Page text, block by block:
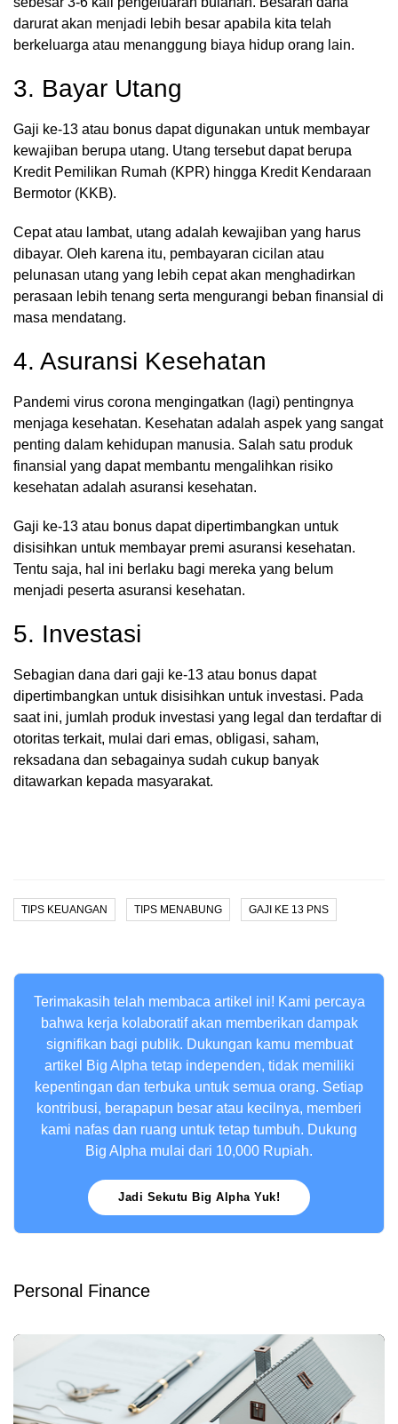
darurat akan menjadi lebih besar apabila kita telah
berkeluarga atau menanggung biaya hidup orang lain.
3. Bayar Utang
Gaji ke-13 atau bonus dapat digunakan untuk membayar
kewajiban berupa utang. Utang tersebut dapat berupa
Kredit Pemilikan Rumah (KPR) hingga Kredit Kendaraan
Bermotor (KKB).
Cepat atau lambat, utang adalah kewajiban yang harus
dibayar. Oleh karena itu, pembayaran cicilan atau
pelunasan utang yang lebih cepat akan menghadirkan
perasaan lebih tenang serta mengurangi beban finansial di
masa mendatang.
4. Asuransi Kesehatan
Pandemi virus corona mengingatkan (lagi) pentingnya
menjaga kesehatan. Kesehatan adalah aspek yang sangat
penting dalam kehidupan manusia. Salah satu produk
finansial yang dapat membantu mengalihkan risiko
kesehatan adalah asuransi kesehatan.
Gaji ke-13 atau bonus dapat dipertimbangkan untuk
disisihkan untuk membayar premi asuransi kesehatan.
Tentu saja, hal ini berlaku bagi mereka yang belum
menjadi peserta asuransi kesehatan.
5. Investasi
Sebagian dana dari gaji ke-13 atau bonus dapat
dipertimbangkan untuk disisihkan untuk investasi. Pada
saat ini, jumlah produk investasi yang legal dan terdaftar di
otoritas terkait, mulai dari emas, obligasi, saham,
reksadana dan sebagainya sudah cukup banyak
ditawarkan kepada masyarakat.
TIPS KEUANGAN TIPS MENABUNG GAJI KE 13 PNS
Terimakasih telah membaca artikel ini! Kami percaya
bahwa kerja kolaboratif akan memberikan dampak
signifikan bagi publik. Dukungan kamu membuat
artikel Big Alpha tetap independen, tidak memiliki
kepentingan dan terbuka untuk semua orang. Setiap
kontribusi, berapapun besar atau kecilnya, memberi
kami nafas dan ruang untuk tetap tumbuh. Dukung
Big Alpha mulai dari 10,000 Rupiah.
Jadi Sekutu Big Alpha Yuk!
Personal Finance